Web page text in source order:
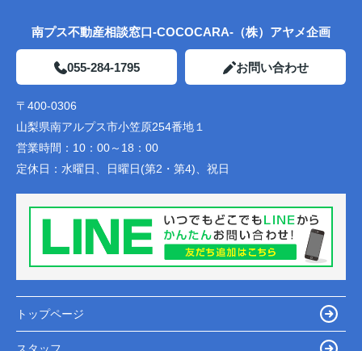
南プス不動産相談窓口-COCOCARA-（株）アヤメ企画
055-284-1795 お問い合わせ
〒400-0306
山梨県南アルプス市小笠原254番地１
営業時間： 10：00～18：00
定休日： 水曜日、日曜日(第2・第4)、祝日
トップページ
スタッフ